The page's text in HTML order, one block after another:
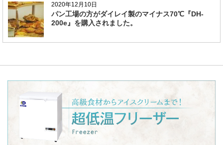
2020年12月10日
パン工場の方がダイレイ製のマイナス70℃『DH-
200e』を購入されました。